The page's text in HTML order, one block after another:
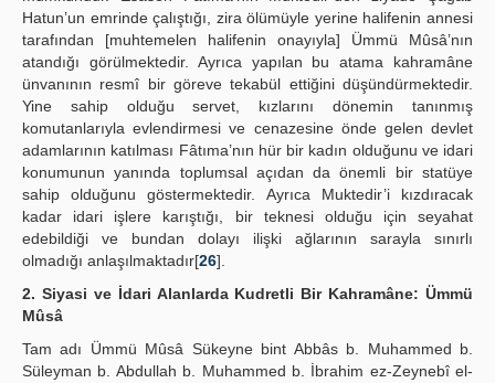
Hatun’un emrinde çalıştığı, zira ölümüyle yerine halifenin annesi
tarafından [muhtemelen halifenin onayıyla] Ümmü Mûsâ’nın
atandığı görülmektedir. Ayrıca yapılan bu atama kahramâne
ünvanının resmî bir göreve tekabül ettiğini düşündürmektedir.
Yine sahip olduğu servet, kızlarını dönemin tanınmış
komutanlarıyla evlendirmesi ve cenazesine önde gelen devlet
adamlarının katılması Fâtıma’nın hür bir kadın olduğunu ve idari
konumunun yanında toplumsal açıdan da önemli bir statüye
sahip olduğunu göstermektedir. Ayrıca Muktedir’i kızdıracak
kadar idari işlere karıştığı, bir teknesi olduğu için seyahat
edebildiği ve bundan dolayı ilişki ağlarının sarayla sınırlı
olmadığı anlaşılmaktadır[26].
2. Siyasi ve İdari Alanlarda Kudretli Bir Kahramâne: Ümmü
Mûsâ
Tam adı Ümmü Mûsâ Sükeyne bint Abbâs b. Muhammed b.
Süleyman b. Abdullah b. Muhammed b. İbrahim ez-Zeynebî el-